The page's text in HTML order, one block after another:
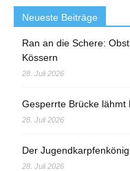
Neueste Beiträge
Ran an die Schere:
Kössern
28. Juli 2026
Gesperrte Brücke lähmt
28. Juli 2026
Der
28. Juli 2026